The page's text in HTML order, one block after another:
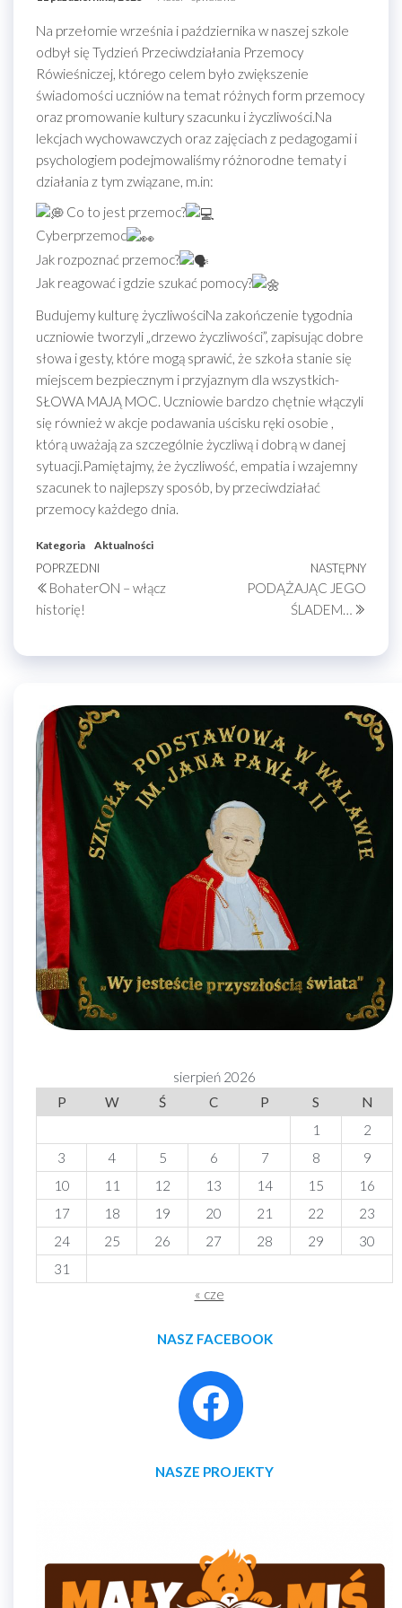
Na przełomie września i października w naszej szkole
odbył się Tydzień Przeciwdziałania Przemocy
Rówieśniczej, którego celem było zwiększenie
świadomości uczniów na temat różnych form przemocy
oraz promowanie kultury szacunku i życzliwości.Na
lekcjach wychowawczych oraz zajęciach z pedagogami i
psychologiem podejmowaliśmy różnorodne tematy i
działania z tym związane, m.in:
Co to jest przemoc?
Cyberprzemoc
Jak rozpoznać przemoc?
Jak reagować i gdzie szukać pomocy?
Budujemy kulturę życzliwościNa zakończenie tygodnia
uczniowie tworzyli „drzewo życzliwości”, zapisując dobre
słowa i gesty, które mogą sprawić, że szkoła stanie się
miejscem bezpiecznym i przyjaznym dla wszystkich-
SŁOWA MAJĄ MOC. Uczniowie bardzo chętnie włączyli
się również w akcje podawania uścisku ręki osobie ,
którą uważają za szczególnie życzliwą i dobrą w danej
sytuacji.Pamiętajmy, że życzliwość, empatia i wzajemny
szacunek to najlepszy sposób, by przeciwdziałać
przemocy każdego dnia.
Kategoria Aktualności
Nawigacja
wpisu
Poprzedni
wpis
POPRZEDNI
BohaterON – włącz
historię!
NASTĘPNY
PODĄŻAJĄC JEGO
ŚLADEM…
sierpień 2026
P
W Ś C P S
N
1
2
3
4 5 6 7 8
9
10
11 12 13 14 15
16
17
18 19 20 21 22
23
24
25 26 27 28 29
30
31
« cze
NASZ FACEBOOK
NASZE PROJEKTY